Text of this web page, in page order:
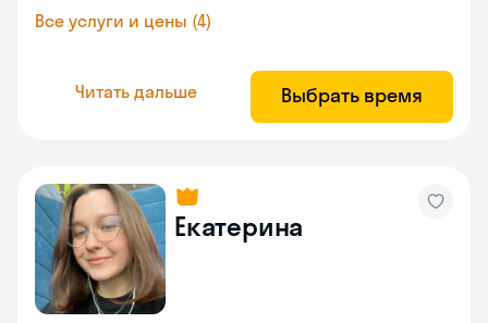
Все услуги и цены (4)
Читать дальше Выбрать время
Екатерина